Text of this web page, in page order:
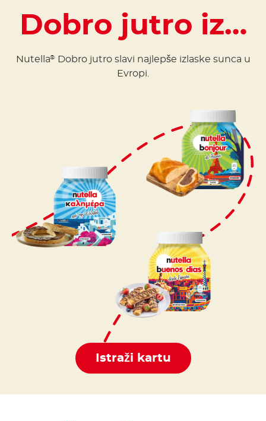
Dobro jutro iz…
Nutella®
Dobro jutro slavi najlepše izlaske sunca u
Evropi.
Istraži kartu